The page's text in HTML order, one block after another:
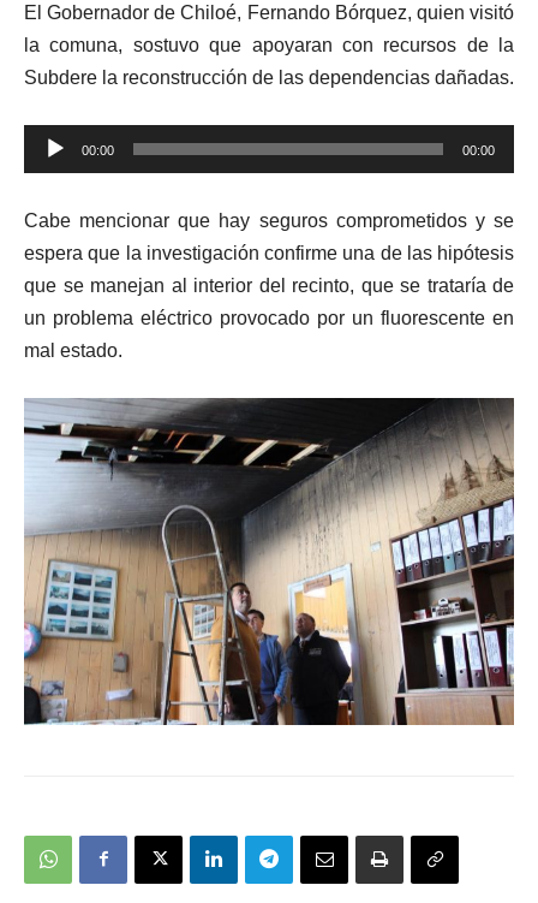
El Gobernador de Chiloé, Fernando Bórquez, quien visitó
la comuna, sostuvo que apoyaran con recursos de la
Subdere la reconstrucción de las dependencias dañadas.
Reproductor
de
00:00 00:00
Cabe mencionar que hay seguros comprometidos y se
espera que la investigación confirme una de las hipótesis
que se manejan al interior del recinto, que se trataría de
un problema eléctrico provocado por un fluorescente en
mal estado.